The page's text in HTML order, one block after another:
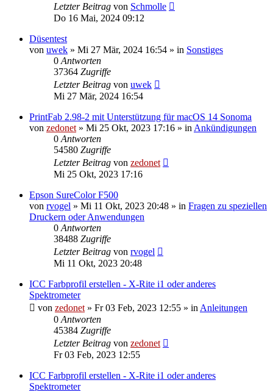
Letzter Beitrag von Schmolle
Do 16 Mai, 2024 09:12
Düsentest
von uwek » Mi 27 Mär, 2024 16:54 » in Sonstiges
0 Antworten
37364 Zugriffe
Letzter Beitrag von uwek
Mi 27 Mär, 2024 16:54
PrintFab 2.98-2 mit Unterstützung für macOS 14 Sonoma
von zedonet » Mi 25 Okt, 2023 17:16 » in Ankündigungen
0 Antworten
54580 Zugriffe
Letzter Beitrag von zedonet
Mi 25 Okt, 2023 17:16
Epson SureColor F500
von rvogel » Mi 11 Okt, 2023 20:48 » in Fragen zu speziellen
Druckern oder Anwendungen
0 Antworten
38488 Zugriffe
Letzter Beitrag von rvogel
Mi 11 Okt, 2023 20:48
ICC Farbprofil erstellen - X-Rite i1 oder anderes
Spektrometer
von zedonet » Fr 03 Feb, 2023 12:55 » in Anleitungen
0 Antworten
45384 Zugriffe
Letzter Beitrag von zedonet
Fr 03 Feb, 2023 12:55
ICC Farbprofil erstellen - X-Rite i1 oder anderes
Spektrometer